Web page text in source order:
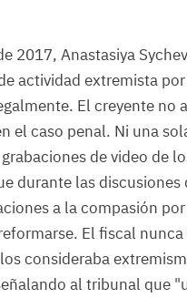
2017, Anastasiya
actividad extremista
El creyente no
el caso penal. Ni una
de video de
durante las
a la compasión
El fiscal
consideraba
al tribunal que